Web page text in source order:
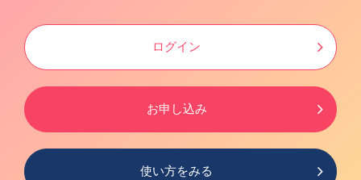
ログイン
お申し込み
使い方をみる